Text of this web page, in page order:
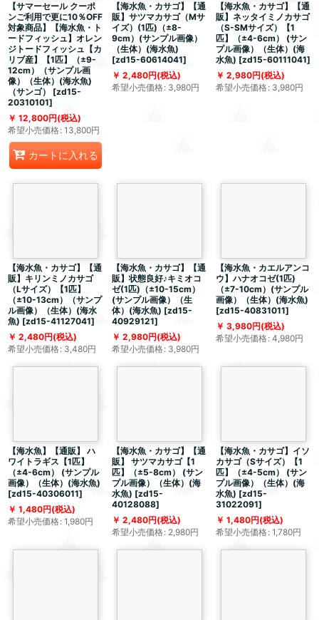
【サマーセール クーポ
ンご利用で更に10％OFF
対象商品】【海水魚・ト
ードフィッシュ】オレン
ジトードフィッシュ【カ
リブ産】【1匹】（±9-
12cm）（サンプル画
像）（生体）(海水魚)
（サンゴ）
[zd15-
20310101]
12,800円(税込)
希望小売価格: 13,800円
カートに入れる
【海水魚・カサゴ】【通
販】サツマカサゴ（Mサ
イズ）(1匹)（±8-
9cm）(サンプル画像）
（生体）(海水魚)
[zd15-60614041]
2,480円(税込)
希望小売価格: 3,980円
【海水魚・カサゴ】【通
販】ネッタイミノカサゴ
（S-SMサイズ）【1
匹】（±4-6cm） (サン
プル画像）（生体）(海
水魚) [zd15-60111041]
2,980円(税込)
希望小売価格: 3,980円
【海水魚・カサゴ】【通
販】キリンミノカサゴ
（Lサイズ）【1匹】
（±10-13cm）（サンプ
ル画像）（生体）(海水
魚) [zd15-41127041]
2,480円(税込)
希望小売価格: 3,480円
【海水魚・カサゴ】【通
販】状態良好♪キミオコ
ゼ(1匹)（±10-15cm）
(サンプル画像）（生
体）(海水魚) [zd15-
40929121]
2,980円(税込)
希望小売価格: 3,980円
【海水魚・カエルアンコ
ウ】ハナオコゼ(1匹)
（±7-10cm）(サンプル
画像）（生体）(海水魚)
[zd15-40831011]
3,980円(税込)
希望小売価格: 4,980円
【海水魚】【通販】 ハ
ワイトラギス【1匹】
（±4-6cm） (サンプル
画像）（生体）(海水魚)
[zd15-40306011]
1,480円(税込)
希望小売価格: 1,980円
【海水魚・カサゴ】【通
販】 サツマカサゴ【1
匹】（±5-8cm） (サン
プル画像）（生体）(海
水魚) [zd15-
40128088]
2,480円(税込)
希望小売価格: 2,980円
【海水魚・カサゴ】イソ
カサゴ（Sサイズ）【1
匹】（±4-5cm） (サン
プル画像）（生体）(海
水魚) [zd15-
31022091]
1,480円(税込)
希望小売価格: 1,780円